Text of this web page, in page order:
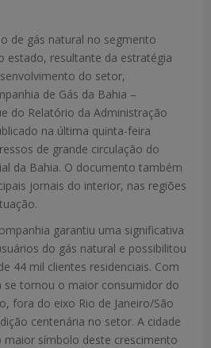
de gás natural no segmento
estado, resultante da estratégia
do setor,
de Gás da Bahia –
do Relatório da Administração
na última quinta-feira
de grande circulação do
da Bahia. O documento também
jornais do interior, nas regiões
garantiu uma significativa
do gás natural e possibilitou
44 mil clientes residenciais. Com
se tornou o maior consumidor do
fora do eixo Rio de Janeiro/São
centenária no setor. A cidade
maior símbolo deste crescimento